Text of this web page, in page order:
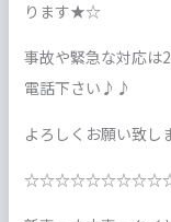
ります★☆
事故や緊急な対応は
電話下さい♪♪
よろしくお願い致し